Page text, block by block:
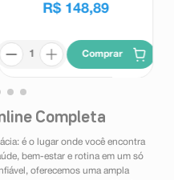
R$ 148,89
Comprar
Completa
é o lugar onde você encontra
bem-estar e rotina em um só
oferecemos uma ampla